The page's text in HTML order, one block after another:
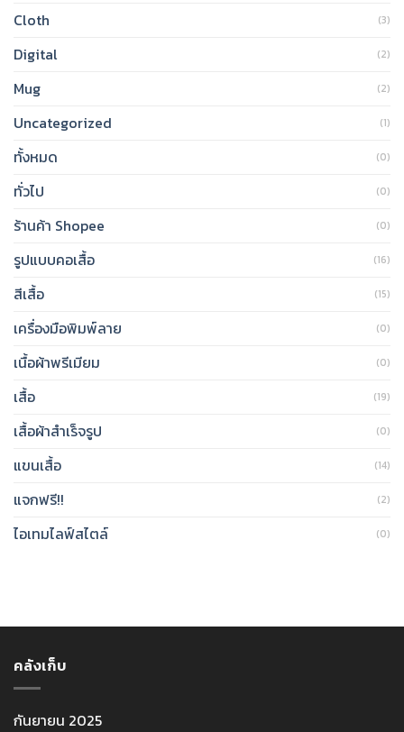
Cloth (3)
Digital (2)
Mug (2)
Uncategorized (1)
ทั้งหมด (0)
ทั่วไป (0)
ร้านค้า Shopee (0)
รูปแบบคอเสื้อ (16)
สีเสื้อ (15)
เครื่องมือพิมพ์ลาย (0)
เนื้อผ้าพรีเมียม (0)
เสื้อ (19)
เสื้อผ้าสำเร็จรูป (0)
แขนเสื้อ (14)
แจกฟรี!! (2)
ไอเทมไลฟ์สไตล์ (0)
คลังเก็บ
กันยายน 2025